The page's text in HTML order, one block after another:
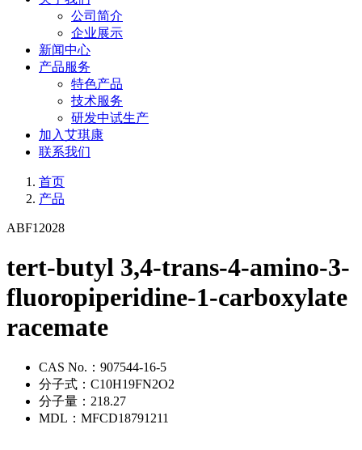
公司简介
企业展示
新闻中心
产品服务
特色产品
技术服务
研发中试生产
加入艾琪康
联系我们
首页
产品
ABF12028
tert-butyl 3,4-trans-4-amino-3-
fluoropiperidine-1-carboxylate
racemate
CAS No.： 907544-16-5
分子式： C10H19FN2O2
分子量： 218.27
MDL： MFCD18791211